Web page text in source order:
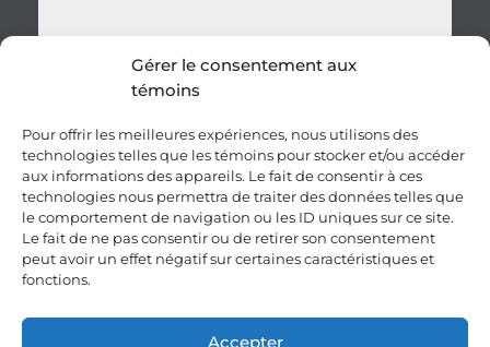
Gérer le consentement aux
témoins
Pour offrir les meilleures expériences, nous utilisons des
technologies telles que les témoins pour stocker et/ou accéder
aux informations des appareils. Le fait de consentir à ces
technologies nous permettra de traiter des données telles que
le comportement de navigation ou les ID uniques sur ce site.
Le fait de ne pas consentir ou de retirer son consentement
peut avoir un effet négatif sur certaines caractéristiques et
fonctions.
Accepter
Envoyer